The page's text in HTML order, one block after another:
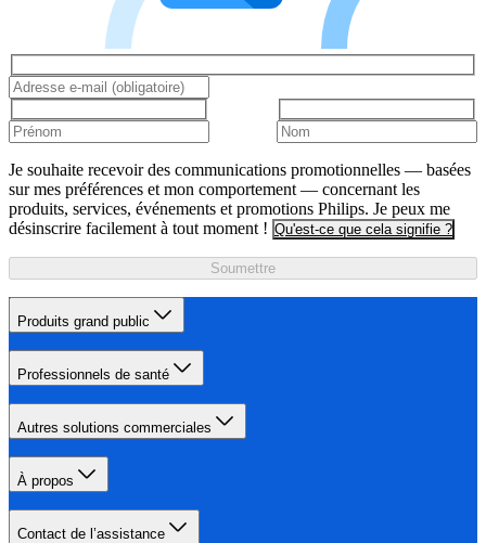
Je souhaite recevoir des communications promotionnelles — basées
sur mes préférences et mon comportement — concernant les
produits, services, événements et promotions Philips. Je peux me
désinscrire facilement à tout moment ! Qu'est-ce que cela signifie ?
Soumettre
Produits grand public
Professionnels de santé
Autres solutions commerciales
À propos
Contact de l’assistance